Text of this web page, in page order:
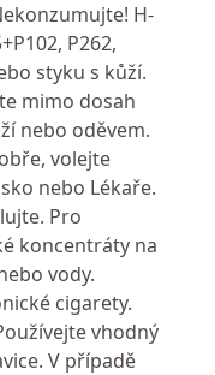
H-
P262,
styku s kůží.
mimo dosah
nebo oděvem.
volejte
nebo Lékaře.
Pro
koncentráty na
vody.
cigarety.
vhodný
V případě